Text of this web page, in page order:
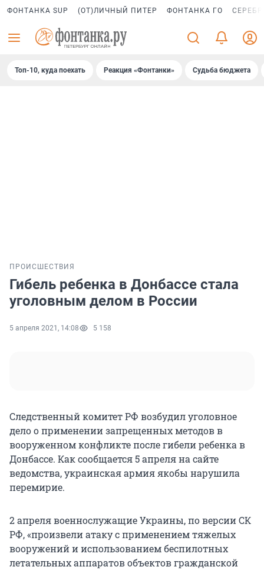
ФОНТАНКА SUP (ОТ)ЛИЧНЫЙ ПИТЕР ФОНТАНКА ГО
Топ-10, куда поехать Реакция «Фонтанки» Судьба бюджета
ПРОИСШЕСТВИЯ
Гибель ребенка в Донбассе стала
уголовным делом в России
5 апреля 2021, 14:08 5 158
Следственный комитет РФ возбудил уголовное
дело о применении запрещенных методов в
вооруженном конфликте после гибели ребенка в
Донбассе. Как сообщается 5 апреля на сайте
ведомства, украинская армия якобы нарушила
перемирие.
2 апреля военнослужащие Украины, по версии СК
РФ, «произвели атаку с применением тяжелых
вооружений и использованием беспилотных
летательных аппаратов объектов гражданской